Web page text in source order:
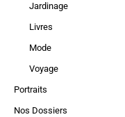
Jardinage
Livres
Mode
Voyage
Portraits
Nos Dossiers